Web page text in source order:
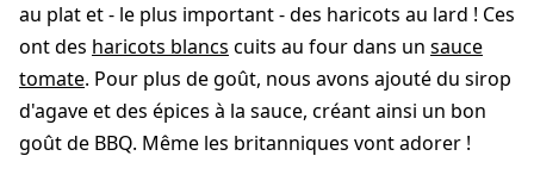
au plat et - le plus important - des haricots au lard ! Ces
ont des haricots blancs cuits au four dans un sauce
tomate. Pour plus de goût, nous avons ajouté du sirop
d'agave et des épices à la sauce, créant ainsi un bon
goût de BBQ. Même les britanniques vont adorer !